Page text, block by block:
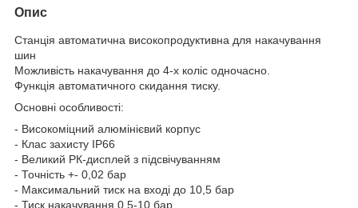
Опис
Станція автоматична високопродуктивна для накачування
шин
Можливість накачування до 4-х коліс одночасно.
Функція автоматичного скидання тиску.
Основні особливості:
- Високоміцний алюмінієвий корпус
- Клас захисту IP66
- Великий РК-дисплей з підсвічуванням
- Точність +- 0,02 бар
- Максимальний тиск на вході до 10,5 бар
- Тиск накачування 0,5-10 бар